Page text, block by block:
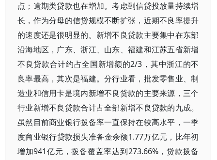
点；逾期类贷款也在增加。考虑到信贷投放量持续增
长，作为分母的信贷规模不断扩张，近期不良率提升
的速度还是很明显的。新增不良贷款主要集中在东部
沿海地区，广东、浙江、山东、福建和江苏五省新增
不良贷款合计约占全国新增额的2/3，其中浙江的不
良率最高，其次是福建。分行业看，批发零售业、制
造业和信用卡是境内新增不良贷款的主要来源，三个
行业新增不良贷款合计占全部新增不良贷款的九成。
虽然目前商业银行拨备率一直保持在较高水平，一季
度商业银行贷款损失准备金余额1.77万亿元，比年初
增加941亿元，拨备覆盖率达到273.66%，贷款拨备